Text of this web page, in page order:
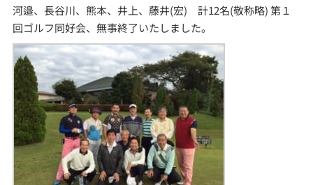
河邉、長谷川、熊本、井上、藤井(宏) 計12名(敬称略) 第１
回ゴルフ同好会、無事終了いたしました。